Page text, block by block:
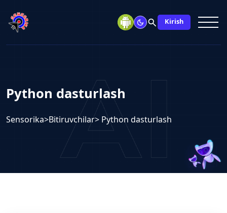
search Kirish
Python dasturlash
Sensorika>Bitiruvchilar> Python dasturlash